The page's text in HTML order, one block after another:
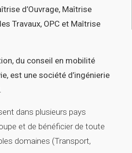
d’Ouvrage, Maîtrise
Travaux, OPC et Maîtrise
du conseil en mobilité
est une société d’ingénierie
dans plusieurs pays
et de bénéficier de toute
domaines (Transport,